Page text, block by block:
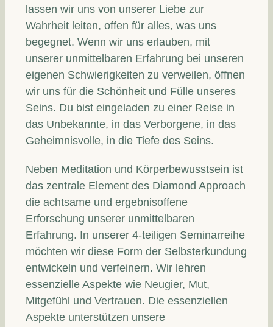
lassen wir uns von unserer Liebe zur
Wahrheit leiten, offen für alles, was uns
begegnet. Wenn wir uns erlauben, mit
unserer unmittelbaren Erfahrung bei unseren
eigenen Schwierigkeiten zu verweilen, öffnen
wir uns für die Schönheit und Fülle unseres
Seins. Du bist eingeladen zu einer Reise in
das Unbekannte, in das Verborgene, in das
Geheimnisvolle, in die Tiefe des Seins.
Neben Meditation und Körperbewusstsein ist
das zentrale Element des Diamond Approach
die achtsame und ergebnisoffene
Erforschung unserer unmittelbaren
Erfahrung. In unserer 4-teiligen Seminarreihe
möchten wir diese Form der Selbsterkundung
entwickeln und verfeinern. Wir lehren
essenzielle Aspekte wie Neugier, Mut,
Mitgefühl und Vertrauen. Die essenziellen
Aspekte unterstützen unsere